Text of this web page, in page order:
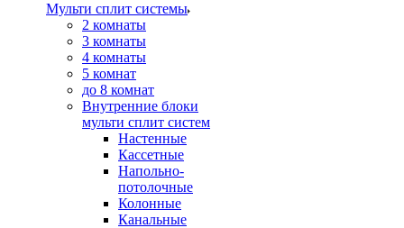
Мульти сплит системы
2 комнаты
3 комнаты
4 комнаты
5 комнат
до 8 комнат
Внутренние блоки
мульти сплит систем
Настенные
Кассетные
Напольно-
потолочные
Колонные
Канальные